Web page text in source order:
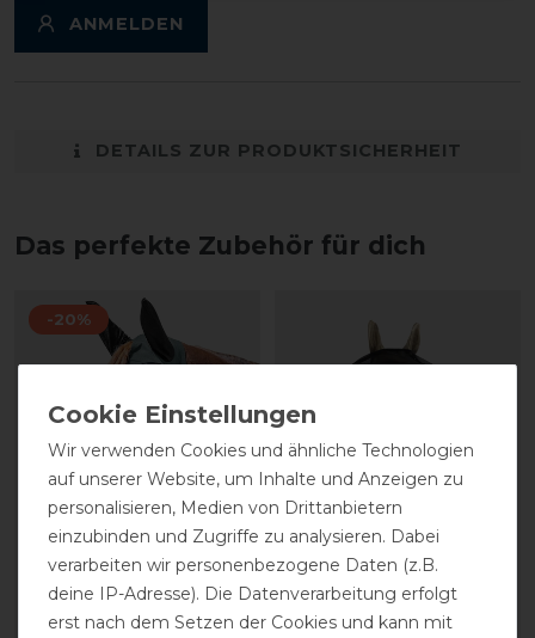
ANMELDEN
DETAILS ZUR PRODUKTSICHERHEIT
Das perfekte Zubehör für dich
Neu
-20%
Waldhausen
Fliegenmaske Puck
Kentucky Horsewear
Fliegenmaske Classic
ohne Ohren
Wir verwenden Cookies und ähnliche Technologien
auf unserer Website, um Inhalte und Anzeigen zu
personalisieren, Medien von Drittanbietern
einzubinden und Zugriffe zu analysieren. Dabei
verarbeiten wir personenbezogene Daten (z.B.
deine IP-Adresse). Die Datenverarbeitung erfolgt
erst nach dem Setzen der Cookies und kann mit